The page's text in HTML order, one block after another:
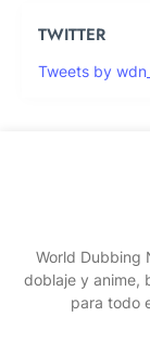
TWITTER
Tweets by
World Dubbing
doblaje y anime,
para todo